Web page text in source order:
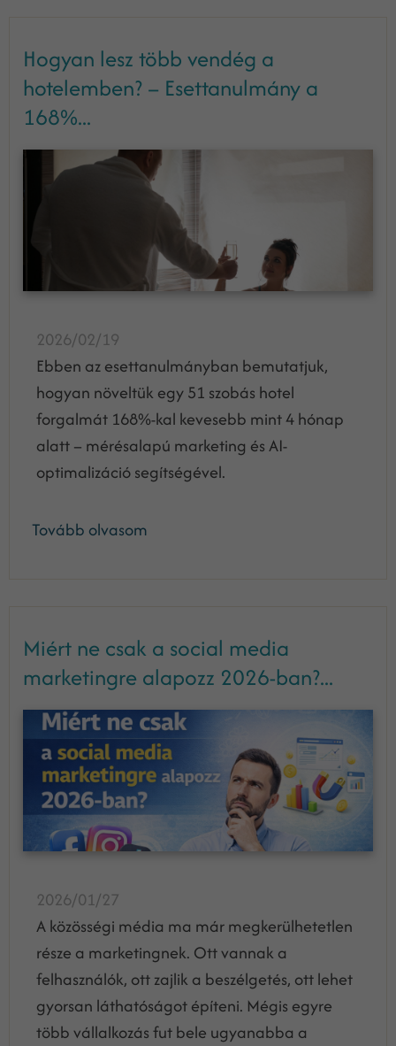
Hogyan lesz több vendég a
hotelemben? – Esettanulmány a
168%...
2026/02/19
Ebben az esettanulmányban bemutatjuk,
hogyan növeltük egy 51 szobás hotel
forgalmát 168%-kal kevesebb mint 4 hónap
alatt – mérésalapú marketing és AI-
optimalizáció segítségével.
Tovább olvasom
Miért ne csak a social media
marketingre alapozz 2026-ban?...
2026/01/27
A közösségi média ma már megkerülhetetlen
része a marketingnek. Ott vannak a
felhasználók, ott zajlik a beszélgetés, ott lehet
gyorsan láthatóságot építeni. Mégis egyre
több vállalkozás fut bele ugyanabba a